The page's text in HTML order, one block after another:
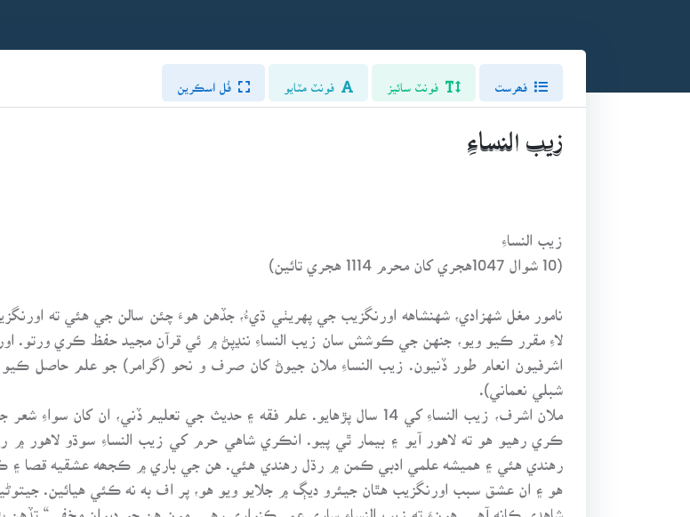
فونٽ سائيز فونٽ مٽايو فُل اسڪرين
زيب النساءِ
زيب النساءِ
(10 شوال 1047هجري کان محرم 1114 هجري تائين)
نامور مغل شهزادي، شهنشاهه اورنگزيب جي پهريٺي ڌيءُ، جڏهن هوءَ چئن سالن جي هئي ته
لاءِ مقرر ڪيو ويو، جنهن جي ڪوشش سان زيب النساءِ ننڍپڻ ۾ ئي قرآن مجيد حفظ ڪري ورتو.
اشرفيون انعام طور ڏنيون. زيب النساءِ ملان جيوڻ کان صرف و نحو (گرامر) جو علم حاصل ڪيو
شبلي نعماني).
ڪري رهيو هو ته لاهور آيو ۽ بيمار ٿي پيو. انڪري شاهي حرم کي زيب النساءِ سوڌو لاهور ۾
رهندي هئي ۽ هميشه علمي ادبي ڪمن ۾ رڌل رهندي هئي. هن جي باري ۾ ڪجھه عشقيه قصا ۽
هو ۽ ان عشق سبب اورنگزيب هٿان جيئرو ديڳ ۾ جلايو ويو هو، پر اف به نه ڪئي هيائين.